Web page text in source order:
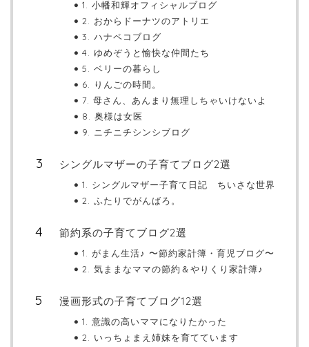
1. 小幡和輝オフィシャルブログ
2. おからドーナツのアトリエ
3. ハナペコブログ
4. ゆめぞうと愉快な仲間たち
5. ベリーの暮らし
6. りんごの時間。
7. 母さん、あんまり無理しちゃいけないよ
8. 奥様は女医
9. ニチニチシンシブログ
シングルマザーの子育てブログ2選
1. シングルマザー子育て日記 ちいさな世界
2. ふたりでがんばろ。
節約系の子育てブログ2選
1. がまん生活♪ 〜節約家計簿・育児ブログ〜
2. 気ままなママの節約＆やりくり家計簿♪
漫画形式の子育てブログ12選
1. 意識の高いママになりたかった
2. いっちょまえ姉妹を育てています